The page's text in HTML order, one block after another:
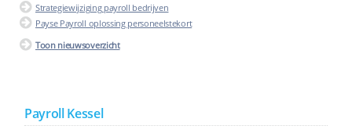
Strategiewijziging payroll bedrijven
Payse Payroll oplossing personeelstekort
Toon nieuwsoverzicht
Payroll Kessel